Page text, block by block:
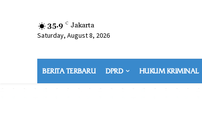
35.9 C Jakarta
Saturday, August 8, 2026
BERITA TERBARU DPRD HUKUM KRIMINAL